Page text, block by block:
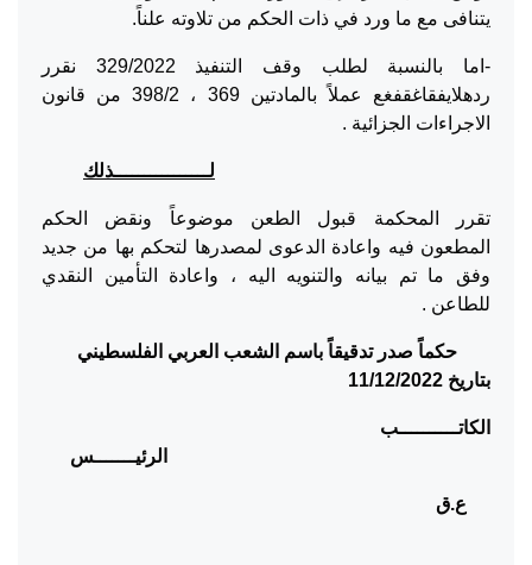
يتنافى مع ما ورد في ذات الحكم من تلاوته علناً.
-اما بالنسبة لطلب وقف التنفيذ 329/2022 نقرر
ردهلايفقاغقفغع عملاً بالمادتين 369 ، 398/2 من قانون
الاجراءات الجزائية .
لــــــــــــــــذلك
تقرر المحكمة قبول الطعن موضوعاً ونقض الحكم
المطعون فيه واعادة الدعوى لمصدرها لتحكم بها من جديد
وفق ما تم بيانه والتنويه اليه ، واعادة التأمين النقدي
للطاعن .
حكماً صدر تدقيقاً باسم الشعب العربي الفلسطيني
بتاريخ 11/12/2022
الكاتــــــــــب
الرئيـــــــس
ع.ق